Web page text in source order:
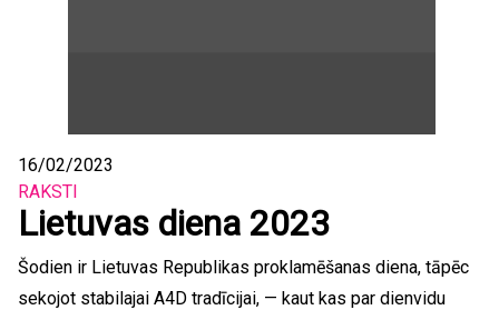
16/02/2023
RAKSTI
Lietuvas diena 2023
Šodien ir Lietuvas Republikas proklamēšanas diena, tāpēc
sekojot stabilajai A4D tradīcijai, — kaut kas par dienvidu